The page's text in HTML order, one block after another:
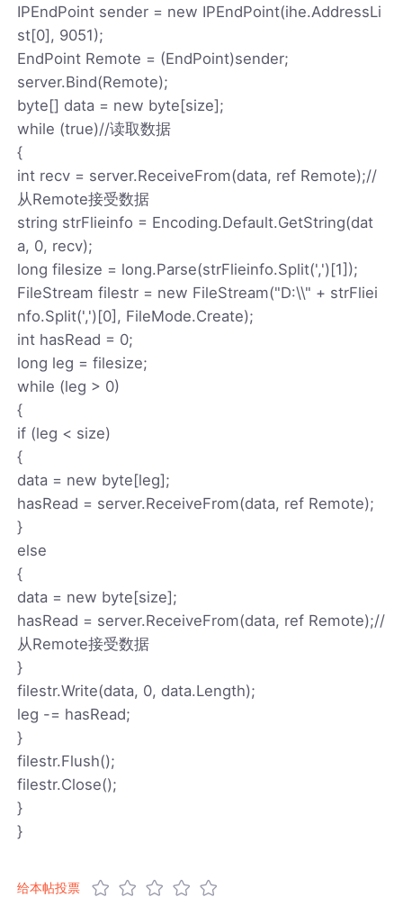
IPEndPoint sender = new IPEndPoint(ihe.AddressLi
st[0], 9051);
EndPoint Remote = (EndPoint)sender;
server.Bind(Remote);
byte[] data = new byte[size];
while (true)//读取数据
{
int recv = server.ReceiveFrom(data, ref Remote);//
从Remote接受数据
string strFlieinfo = Encoding.Default.GetString(dat
a, 0, recv);
long filesize = long.Parse(strFlieinfo.Split(',')[1]);
FileStream filestr = new FileStream("D:\\" + strFliei
nfo.Split(',')[0], FileMode.Create);
int hasRead = 0;
long leg = filesize;
while (leg > 0)
{
if (leg < size)
{
data = new byte[leg];
hasRead = server.ReceiveFrom(data, ref Remote);
}
else
{
data = new byte[size];
hasRead = server.ReceiveFrom(data, ref Remote);//
从Remote接受数据
}
filestr.Write(data, 0, data.Length);
leg -= hasRead;
}
filestr.Flush();
filestr.Close();
}
}
给本帖投票